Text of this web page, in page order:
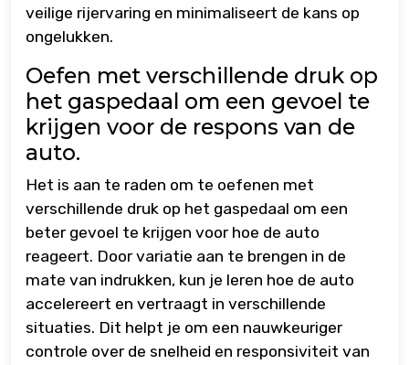
veilige rijervaring en minimaliseert de kans op
ongelukken.
Oefen met verschillende druk op
het gaspedaal om een gevoel te
krijgen voor de respons van de
auto.
Het is aan te raden om te oefenen met
verschillende druk op het gaspedaal om een
beter gevoel te krijgen voor hoe de auto
reageert. Door variatie aan te brengen in de
mate van indrukken, kun je leren hoe de auto
accelereert en vertraagt in verschillende
situaties. Dit helpt je om een nauwkeuriger
controle over de snelheid en responsiviteit van